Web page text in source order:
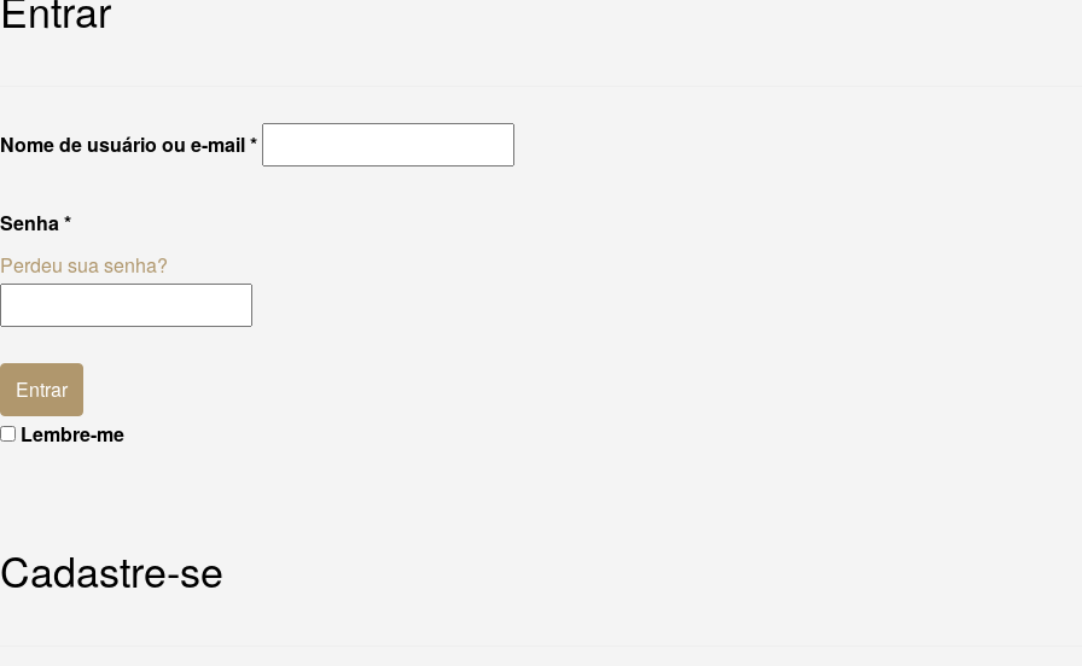
Nome de usuário ou e-mail*
Senha*
Perdeu sua senha?
Lembre-me
Cadastre-se